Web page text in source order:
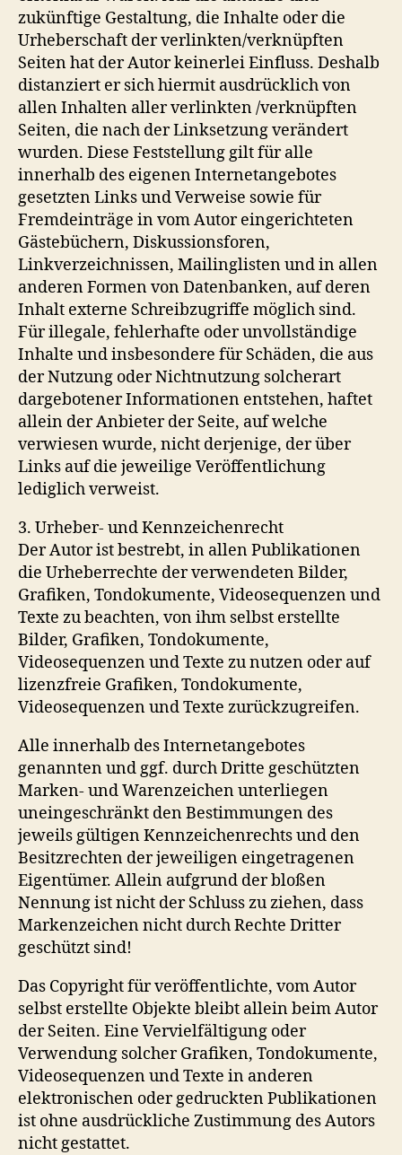
zukünftige Gestaltung, die Inhalte oder die
Urheberschaft der verlinkten/verknüpften
Seiten hat der Autor keinerlei Einfluss. Deshalb
distanziert er sich hiermit ausdrücklich von
allen Inhalten aller verlinkten /verknüpften
Seiten, die nach der Linksetzung verändert
wurden. Diese Feststellung gilt für alle
innerhalb des eigenen Internetangebotes
gesetzten Links und Verweise sowie für
Fremdeinträge in vom Autor eingerichteten
Gästebüchern, Diskussionsforen,
Linkverzeichnissen, Mailinglisten und in allen
anderen Formen von Datenbanken, auf deren
Inhalt externe Schreibzugriffe möglich sind.
Für illegale, fehlerhafte oder unvollständige
Inhalte und insbesondere für Schäden, die aus
der Nutzung oder Nichtnutzung solcherart
dargebotener Informationen entstehen, haftet
allein der Anbieter der Seite, auf welche
verwiesen wurde, nicht derjenige, der über
Links auf die jeweilige Veröffentlichung
lediglich verweist.
3. Urheber- und Kennzeichenrecht
Der Autor ist bestrebt, in allen Publikationen
die Urheberrechte der verwendeten Bilder,
Grafiken, Tondokumente, Videosequenzen und
Texte zu beachten, von ihm selbst erstellte
Bilder, Grafiken, Tondokumente,
Videosequenzen und Texte zu nutzen oder auf
lizenzfreie Grafiken, Tondokumente,
Videosequenzen und Texte zurückzugreifen.
Alle innerhalb des Internetangebotes
genannten und ggf. durch Dritte geschützten
Marken- und Warenzeichen unterliegen
uneingeschränkt den Bestimmungen des
jeweils gültigen Kennzeichenrechts und den
Besitzrechten der jeweiligen eingetragenen
Eigentümer. Allein aufgrund der bloßen
Nennung ist nicht der Schluss zu ziehen, dass
Markenzeichen nicht durch Rechte Dritter
geschützt sind!
Das Copyright für veröffentlichte, vom Autor
selbst erstellte Objekte bleibt allein beim Autor
der Seiten. Eine Vervielfältigung oder
Verwendung solcher Grafiken, Tondokumente,
Videosequenzen und Texte in anderen
elektronischen oder gedruckten Publikationen
ist ohne ausdrückliche Zustimmung des Autors
nicht gestattet.